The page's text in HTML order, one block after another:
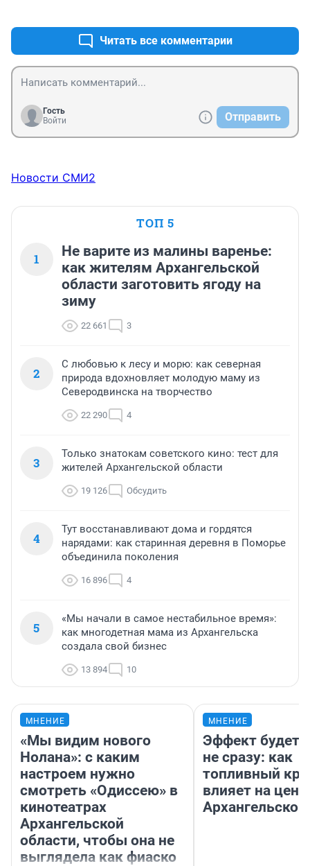
Читать все комментарии
Гость
Войти
Отправить
Новости СМИ2
ТОП 5
1
Не варите из малины варенье:
как жителям Архангельской
области заготовить ягоду на
зиму
22 661 3
2
С любовью к лесу и морю: как северная
природа вдохновляет молодую маму из
Северодвинска на творчество
22 290 4
3
Только знатокам советского кино: тест для
жителей Архангельской области
19 126 Обсудить
4
Тут восстанавливают дома и гордятся
нарядами: как старинная деревня в Поморье
объединила поколения
16 896 4
5
«Мы начали в самое нестабильное время»:
как многодетная мама из Архангельска
создала свой бизнес
13 894 10
МНЕНИЕ
«Мы видим нового
Нолана»: с каким
настроем нужно
смотреть «Одиссею» в
кинотеатрах
Архангельской
области, чтобы она не
выглядела как фиаско
МНЕНИЕ
Эффект будет
не сразу: как
топливный
влияет на